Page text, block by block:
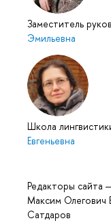
Заместитель
Эмильевна
Школа
Евгеньевна
Редакторы сайта
Максим Олегович
Сатдаров